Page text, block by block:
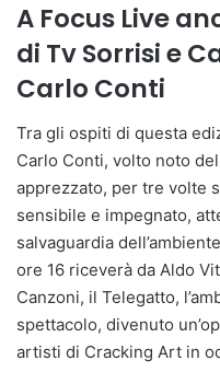
A Focus Live
di Tv Sorrisi e
Carlo Conti
Tra gli ospiti di questa
Carlo Conti, volto noto
apprezzato, per tre volte
sensibile e impegnato,
salvaguardia
ore 16 riceverà da Aldo
Canzoni, il Telegatto,
spettacolo, divenuto
artisti di Cracking Art in